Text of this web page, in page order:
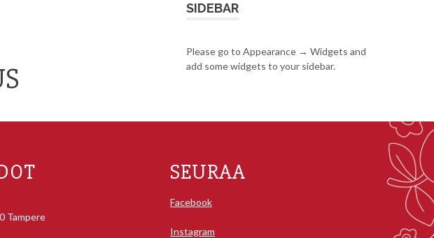
SIDEBAR
Please go to Appearance → Widgets and
add some widgets to your sidebar.
Tampere
SEURAA
Facebook
Instagram